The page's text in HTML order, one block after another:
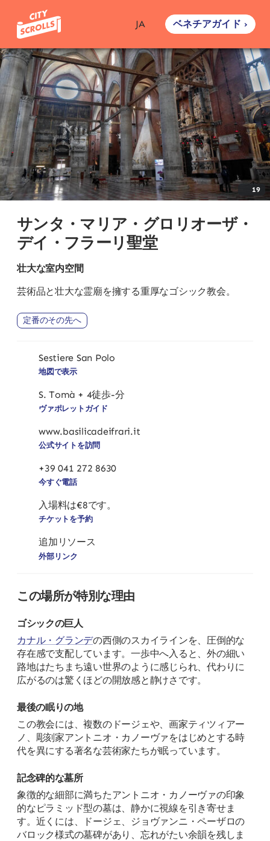
JA ベネチアガイド ›
19
サンタ・マリア・グロリオーザ・
デイ・フラーリ聖堂
壮大な室内空間
芸術品と壮大な霊廟を擁する重厚なゴシック教会。
定番のその先へ
Sestiere San Polo
地図で表示
S. Tomà + 4徒歩-分
ヴァポレットガイド
www.basilicadeifrari.it
公式サイトを訪問
+39 041 272 8630
今すぐ電話
入場料は€8です。
チケットを予約
追加リソース
外部リンク
この場所が特別な理由
ゴシックの巨人
カナル・グランデの西側のスカイラインを、圧倒的な
存在感で支配しています。一歩中へ入ると、外の細い
路地はたちまち遠い世界のように感じられ、代わりに
広がるのは驚くほどの開放感と静けさです。
最後の眠りの地
この教会には、複数のドージェや、画家ティツィアー
ノ、彫刻家アントニオ・カノーヴァをはじめとする時
代を異にする著名な芸術家たちが眠っています。
記念碑的な墓所
象徴的な細部に満ちたアントニオ・カノーヴァの印象
的なピラミッド型の墓は、静かに視線を引き寄せま
す。近くには、ドージェ、ジョヴァンニ・ペーザロの
バロック様式の墓碑があり、忘れがたい余韻を残しま